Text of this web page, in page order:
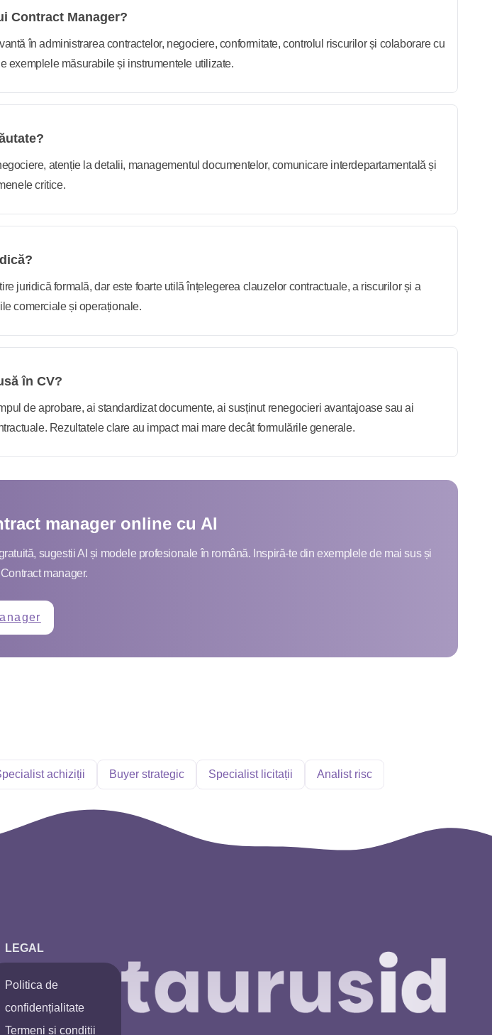
Contract Manager?
în administrarea contractelor, negociere, conformitate, controlul riscurilor și colaborare cu
exemplele măsurabile și instrumentele utilizate.
atenție la detalii, managementul documentelor, comunicare interdepartamentală și
critice.
juridică formală, dar este foarte utilă înțelegerea clauzelor contractuale, a riscurilor și a
comerciale și operaționale.
în CV?
de aprobare, ai standardizat documente, ai susținut renegocieri avantajoase sau ai
Rezultatele clare au impact mai mare decât formulările generale.
manager online cu AI
sugestii AI și modele profesionale în română. Inspiră-te din exemplele de mai sus și
manager.
achiziții Buyer strategic Specialist licitații Analist risc
LEGAL
Politica de
confidențialitate
Termeni și condiții